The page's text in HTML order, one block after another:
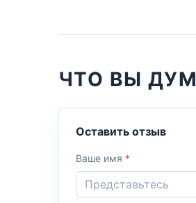
ЧТО ВЫ
Оставить отзыв
Ваше имя *